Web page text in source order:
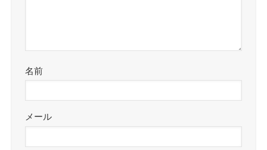
名前
メール